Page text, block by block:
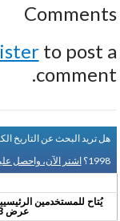
Comments
to post a
comment.
1998؟ اشتر الآن، واحصل
يُتاح للمستخدمين
عرض 3 months من المحفوظات.